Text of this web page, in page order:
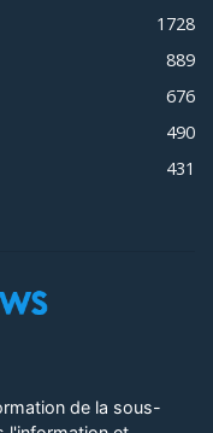
1728
889
676
490
431
de la sous-